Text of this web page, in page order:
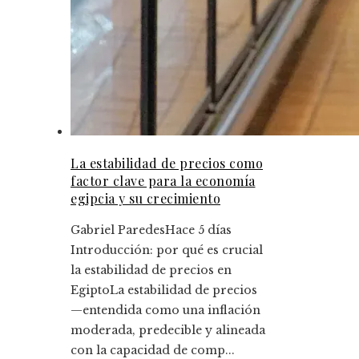
La estabilidad de precios como
factor clave para la economía
egipcia y su crecimiento
Gabriel ParedesHace 5 días
Introducción: por qué es crucial
la estabilidad de precios en
EgiptoLa estabilidad de precios
—entendida como una inflación
moderada, predecible y alineada
con la capacidad de comp...